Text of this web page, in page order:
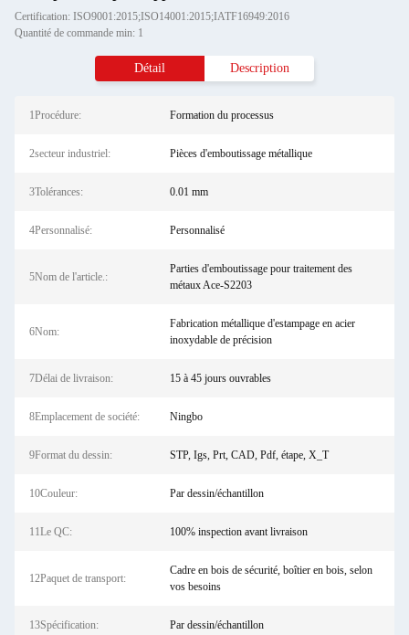
Certification: ISO9001:2015;ISO14001:2015;IATF16949:2016
Quantité de commande min: 1
Détail Description
1Procédure: Formation du processus
2secteur industriel: Pièces d'emboutissage métallique
3Tolérances: 0.01 mm
4Personnalisé: Personnalisé
5Nom de l'article.:
Parties d'emboutissage pour traitement des
métaux Ace-S2203
6Nom:
Fabrication métallique d'estampage en acier
inoxydable de précision
7Délai de livraison: 15 à 45 jours ouvrables
8Emplacement de société: Ningbo
9Format du dessin: STP, Igs, Prt, CAD, Pdf, étape, X_T
10Couleur: Par dessin/échantillon
11Le QC: 100% inspection avant livraison
12Paquet de transport:
Cadre en bois de sécurité, boîtier en bois, selon
vos besoins
13Spécification: Par dessin/échantillon